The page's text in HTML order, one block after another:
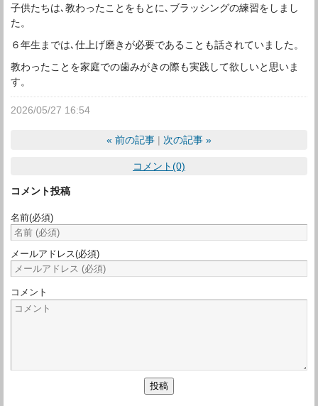
子供たちは､教わったことをもとに､ブラッシングの練習をしまし
た。
６年生までは､仕上げ磨きが必要であることも話されていました。
教わったことを家庭での歯みがきの際も実践して欲しいと思いま
す。
2026/05/27 16:54
« 前の記事 次の記事 »
コメント(0)
コメント投稿
名前(必須)
メールアドレス(必須)
コメント